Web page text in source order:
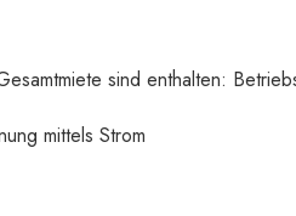
sind enthalten:
mittels Strom